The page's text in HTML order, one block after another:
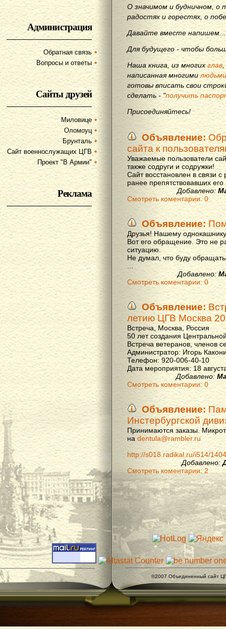
Администрация
Обратная связь
Вопросы и ответы
Сайты друзей
Миловице
Оломоуц
Брунталь
Сайт военнослужащих ЦГВ
Проект "В Армии"
Реклама
О значимом и будничном, о
радостях и горестях, о
Давайте вместе напишем...
Для будущего - чтобы
Наша книга, из многихглав
написанная многимилюдьми
готовы вписать свои
сделать - "получить
Присоединяйтесь!
Объявление:
сайта к
Уважаемые пользователи
также содруги и содружки!
Сайт восстановлен в связи
ранее препятствовавших
Добавлено:
Смотреть коментарии: 0
Объявление:
Друзья! Нашему
Вот его обращение. Это не
ситуацию.
Не думал, что буду
Добавлено:
Смотреть коментарии: 0
Объявление:
летию ЦГВ Москва
Встреча, Москва, Россия
50 лет создания
Встреча ветеранов, членов
Администратор: Игорь
Телефон: 920-006-40-10
Дата мероприятия: 18
Добавлено:
Смотреть коментарии: 0
Объявление:
Инстербургской
Принимаются заказы.
на dentula@rambler.ru
http://s018.radikal.ru/i514/
Добавлено:
Смотреть коментарии: 2
©2007 Объединенный сайт